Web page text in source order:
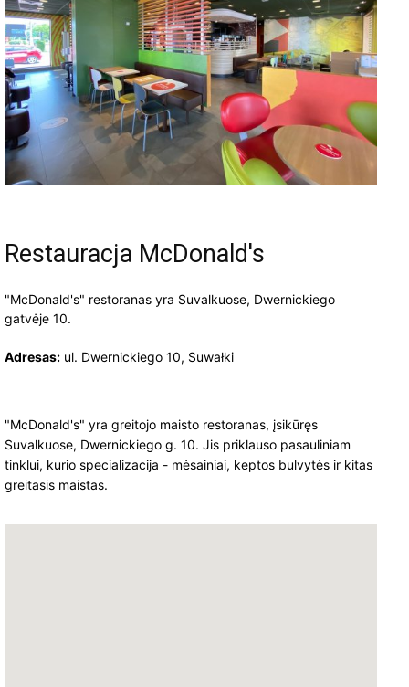
Restauracja McDonald's
"McDonald's" restoranas yra Suvalkuose, Dwernickiego
gatvėje 10.
Adresas: ul. Dwernickiego 10, Suwałki
"McDonald's" yra greitojo maisto restoranas, įsikūręs
Suvalkuose, Dwernickiego g. 10. Jis priklauso pasauliniam
tinklui, kurio specializacija - mėsainiai, keptos bulvytės ir kitas
greitasis maistas.